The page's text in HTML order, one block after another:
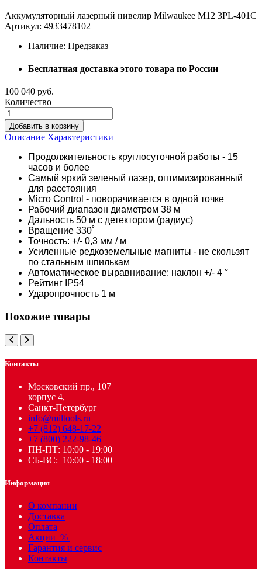
Аккумуляторный лазерный нивелир Milwaukee M12 3PL-401C
Артикул: 4933478102
Наличие: Предзаказ
Бесплатная доставка этого товара по России
100 040 руб.
Количество
Добавить в корзину
Описание Характеристики
Продолжительность круглосуточной работы - 15
часов и более
Самый яркий зеленый лазер, оптимизированный
для расстояния
Micro Control - поворачивается в одной точке
Рабочий диапазон диаметром 38 м
Дальность 50 м с детектором (радиус)
Вращение 330˚
Точность: +/- 0,3 мм / м
Усиленные редкоземельные магниты - не скользят
по стальным шпилькам
Автоматическое выравнивание: наклон +/- 4 °
Рейтинг IP54
Ударопрочность 1 м
Похожие товары
Контакты
Московский пр., 107
корпус 4,
Санкт-Петербург
info@miltools.ru
+7 (812) 648-17-22
+7 (800) 222-98-46
ПН-ПТ: 10:00 - 19:00
СБ-ВС: 10:00 - 18:00
Информация
О компании
Доставка
Оплата
Акции %
Гарантия и сервис
Контакты